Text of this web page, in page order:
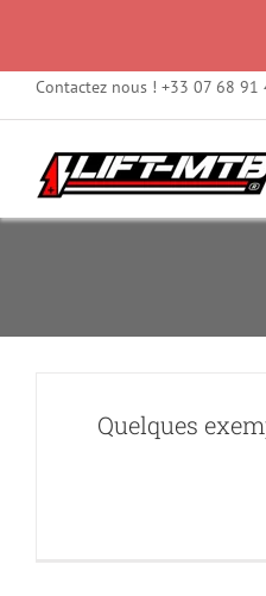
Passer
au
contenu
Contactez nous ! +33 07 68 91
Quelques